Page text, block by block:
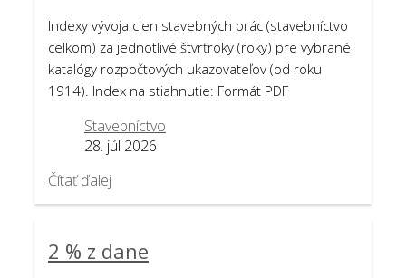
Indexy vývoja cien stavebných prác (stavebníctvo
celkom) za jednotlivé štvrťroky (roky) pre vybrané
katalógy rozpočtových ukazovateľov (od roku
1914). Index na stiahnutie: Formát PDF
Stavebníctvo
28. júl 2026
Čítať ďalej
2 % z dane